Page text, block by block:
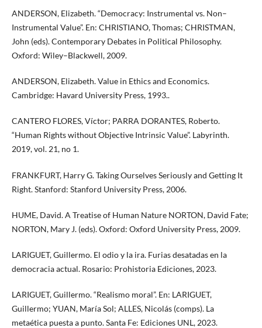
ANDERSON, Elizabeth. “Democracy: Instrumental vs. Non–
Instrumental Value”. En: CHRISTIANO, Thomas; CHRISTMAN,
John (eds). Contemporary Debates in Political Philosophy.
Oxford: Wiley–Blackwell, 2009.
ANDERSON, Elizabeth. Value in Ethics and Economics.
Cambridge: Havard University Press, 1993..
CANTERO FLORES, Víctor; PARRA DORANTES, Roberto.
“Human Rights without Objective Intrinsic Value”. Labyrinth.
2019, vol. 21, no 1.
FRANKFURT, Harry G. Taking Ourselves Seriously and Getting It
Right. Stanford: Stanford University Press, 2006.
HUME, David. A Treatise of Human Nature NORTON, David Fate;
NORTON, Mary J. (eds). Oxford: Oxford University Press, 2009.
LARIGUET, Guillermo. El odio y la ira. Furias desatadas en la
democracia actual. Rosario: Prohistoria Ediciones, 2023.
LARIGUET, Guillermo. “Realismo moral”. En: LARIGUET,
Guillermo; YUAN, María Sol; ALLES, Nicolás (comps). La
metaética puesta a punto. Santa Fe: Ediciones UNL, 2023.